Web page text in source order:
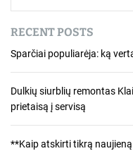
RECENT POSTS
Sparčiai populiarėja: ką
Dulkių siurblių remontas
prietaisą į servisą
**Kaip atskirti tikrą